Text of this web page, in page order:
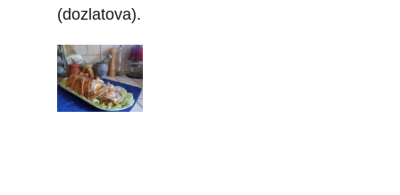
(dozlatova).